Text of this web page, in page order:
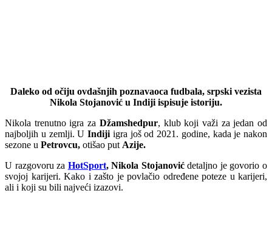
Daleko od očiju ovdašnjih poznavaoca fudbala, srpski vezista
Nikola Stojanović u Indiji ispisuje istoriju.
Nikola trenutno igra za Džamshedpur, klub koji važi za jedan od
najboljih u zemlji. U Indiji igra još od 2021. godine, kada je nakon
sezone u Petrovcu, otišao put Azije.
U razgovoru za HotSport, Nikola Stojanovićdetaljno je govorio o
svojoj karijeri. Kako i zašto je povlačio određene poteze u karijeri,
ali i koji su bili najveći izazovi.